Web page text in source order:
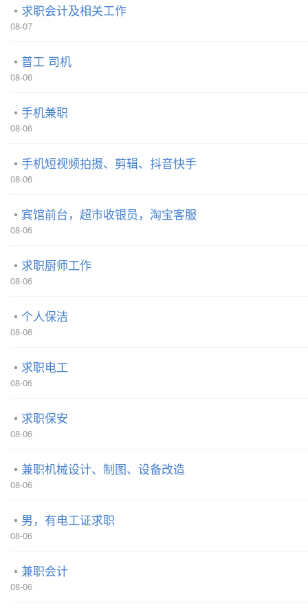
求职会计及相关工作
08-07
普工 司机
08-06
手机兼职
08-06
手机短视频拍摄、剪辑、抖音快手
08-06
宾馆前台，超市收银员，淘宝客服
08-06
求职厨师工作
08-06
个人保洁
08-06
求职电工
08-06
求职保安
08-06
兼职机械设计、制图、设备改造
08-06
男，有电工证求职
08-06
兼职会计
08-06